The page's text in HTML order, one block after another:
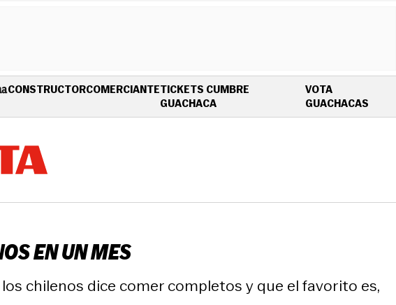
CONSTRUCTORCOMERCIANTETICKETS CUMBRE
GUACHACAOPENS IN NEW WINDOW
VOTA
GUACHACAS
EN UN MES
chilenos dice comer completos y que el favorito es,